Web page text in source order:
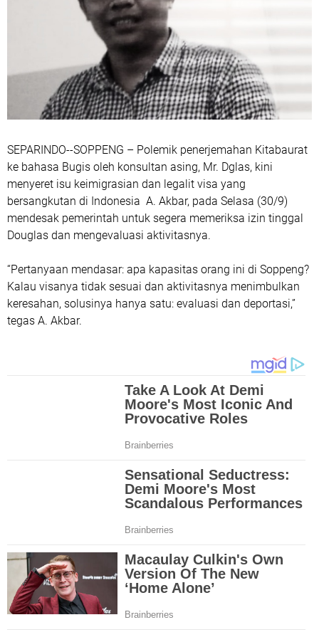
SEPARINDO--SOPPENG – Polemik penerjemahan Kitabaurat
ke bahasa Bugis oleh konsultan asing, Mr. Dglas, kini
menyeret isu keimigrasian dan legalit visa yang
bersangkutan di Indonesia A. Akbar, pada Selasa (30/9)
mendesak pemerintah untuk segera memeriksa izin tinggal
Douglas dan mengevaluasi aktivitasnya.
“Pertanyaan mendasar: apa kapasitas orang ini di Soppeng?
Kalau visanya tidak sesuai dan aktivitasnya menimbulkan
keresahan, solusinya hanya satu: evaluasi dan deportasi,”
tegas A. Akbar.